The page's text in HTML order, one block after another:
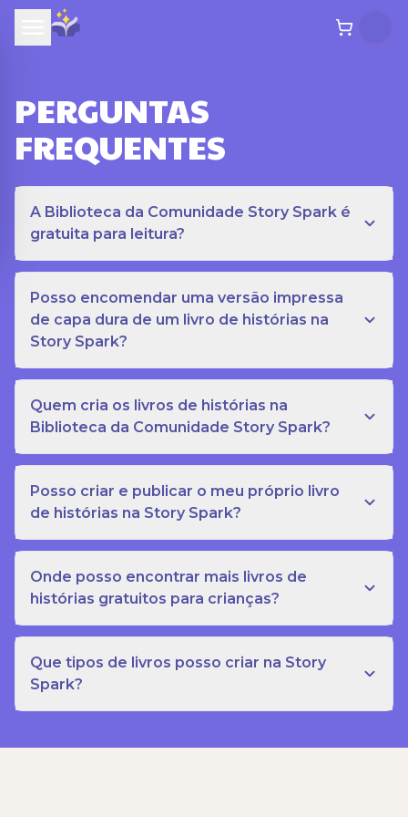
PERGUNTAS
FREQUENTES
A Biblioteca da Comunidade Story Spark é
gratuita para leitura?
Posso encomendar uma versão impressa
de capa dura de um livro de histórias na
Story Spark?
Quem cria os livros de histórias na
Biblioteca da Comunidade Story Spark?
Posso criar e publicar o meu próprio livro
de histórias na Story Spark?
Onde posso encontrar mais livros de
histórias gratuitos para crianças?
Que tipos de livros posso criar na Story
Spark?